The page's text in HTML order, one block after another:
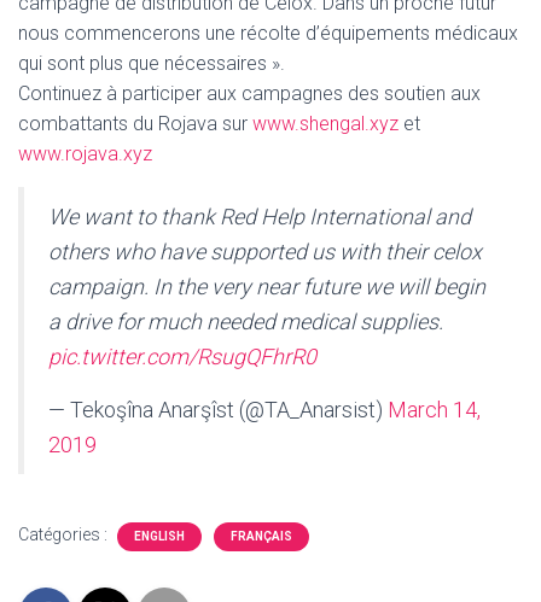
nous commencerons une récolte d’équipements médicaux
qui sont plus que nécessaires ».
Continuez à participer aux campagnes des soutien aux
combattants du Rojava sur www.shengal.xyz et
www.rojava.xyz
We want to thank Red Help International and
others who have supported us with their celox
campaign. In the very near future we will begin
a drive for much needed medical supplies.
pic.twitter.com/RsugQFhrR0
— Tekoşîna Anarşîst (@TA_Anarsist) March 14,
2019
Catégories : ENGLISH FRANÇAIS